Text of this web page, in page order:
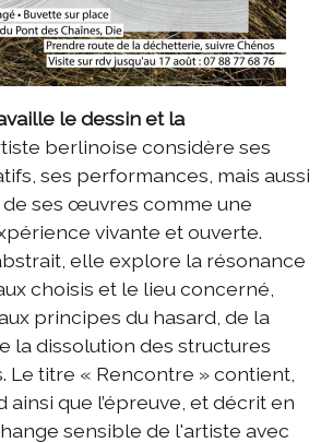
le dessin et la
berlinoise considère ses
ses performances, mais aussi
ses œuvres comme une
vivante et ouverte.
elle explore la résonance
choisis et le lieu concerné,
principes du hasard, de la
la dissolution des structures
Le titre « Rencontre » contient,
ainsi que l’épreuve, et décrit en
sensible de l'artiste avec